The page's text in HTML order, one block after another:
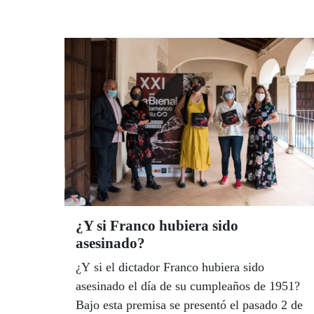
un mensaje de igualdad entre todos los
españoles”. Tras el acto, Cantores se
arrancaron, claro, por sevillanas, con otro
guiño de complicidad a la ONCE con una
canción, compuesta durante la pandemia,
dedicada a la ilusión y la fortuna que
despiertan sus sorteos.
¿Y si Franco hubiera sido
asesinado?
¿Y si el dictador Franco hubiera sido
asesinado el día de su cumpleaños de 1951?
Bajo esta premisa se presentó el pasado 2 de